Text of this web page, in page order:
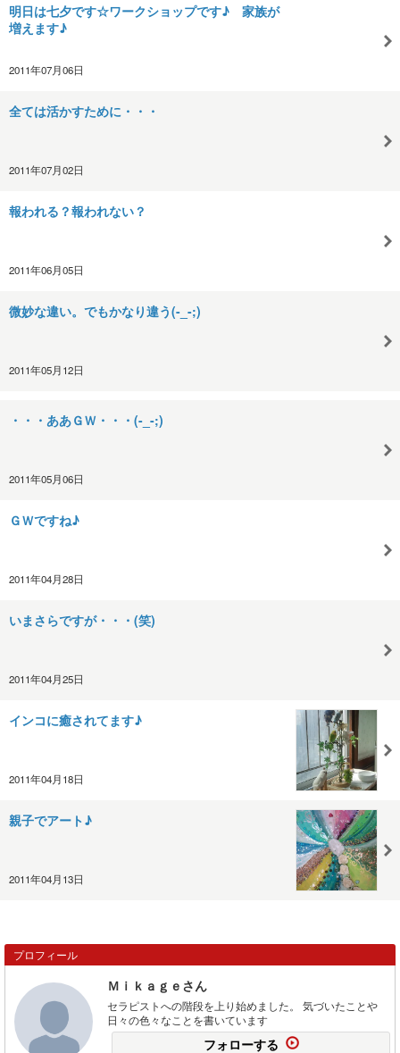
明日は七夕です☆ワークショップです♪ 家族が
増えます♪
2011年07月06日
全ては活かすために・・・
2011年07月02日
報われる？報われない？
2011年06月05日
微妙な違い。でもかなり違う(-_-;)
2011年05月12日
・・・ああＧＷ・・・(-_-;)
2011年05月06日
ＧＷですね♪
2011年04月28日
いまさらですが・・・(笑)
2011年04月25日
インコに癒されてます♪
2011年04月18日
親子でアート♪
2011年04月13日
プロフィール
Ｍｉｋａｇｅさん
セラピストへの階段を上り始めました。 気づいたことや
日々の色々なことを書いています
フォローする